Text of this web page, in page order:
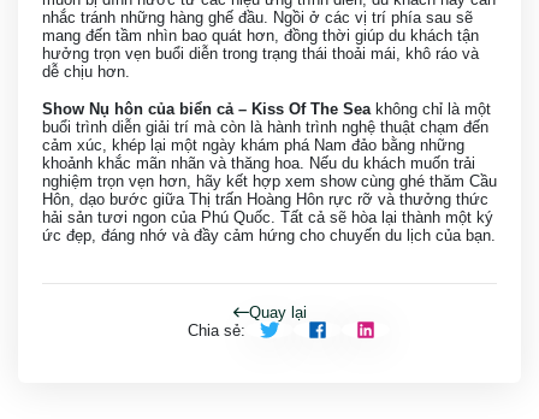
nhắc tránh những hàng ghế đầu. Ngồi ở các vị trí phía sau sẽ
mang đến tầm nhìn bao quát hơn, đồng thời giúp du khách tận
hưởng trọn vẹn buổi diễn trong trạng thái thoải mái, khô ráo và
dễ chịu hơn.
Show Nụ hôn của biển cả – Kiss Of The Sea không chỉ là một
buổi trình diễn giải trí mà còn là hành trình nghệ thuật chạm đến
cảm xúc, khép lại một ngày khám phá Nam đảo bằng những
khoảnh khắc mãn nhãn và thăng hoa. Nếu du khách muốn trải
nghiệm trọn vẹn hơn, hãy kết hợp xem show cùng ghé thăm Cầu
Hôn, dạo bước giữa Thị trấn Hoàng Hôn rực rỡ và thưởng thức
hải sản tươi ngon của Phú Quốc. Tất cả sẽ hòa lại thành một ký
ức đẹp, đáng nhớ và đầy cảm hứng cho chuyến du lịch của bạn.
Quay lại
Chia sẻ: